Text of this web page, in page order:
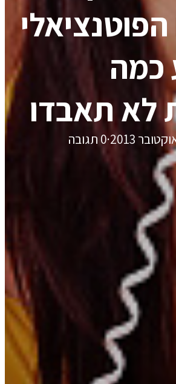
כמה
לא תאבדו
·0 תגובה